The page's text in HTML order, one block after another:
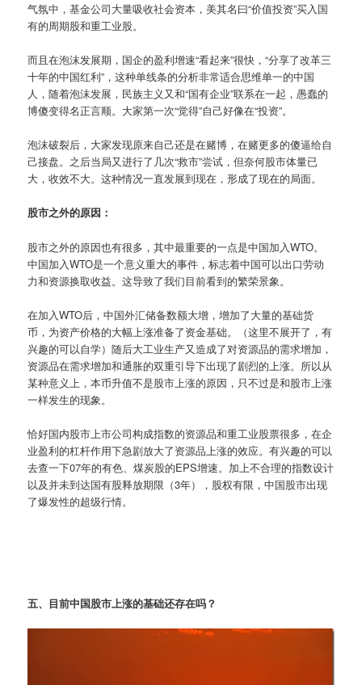
气氛中，基金公司大量吸收社会资本，美其名曰“价值投资”买入国
有的周期股和重工业股。
而且在泡沫发展期，国企的盈利增速“看起来”很快，“分享了改革三
十年的中国红利”，这种单线条的分析非常适合思维单一的中国
人，随着泡沫发展，民族主义又和“国有企业”联系在一起，愚蠢的
博傻变得名正言顺。大家第一次“觉得”自己好像在“投资”。
泡沫破裂后，大家发现原来自己还是在赌博，在赌更多的傻逼给自
己接盘。之后当局又进行了几次“救市”尝试，但奈何股市体量已
大，收效不大。这种情况一直发展到现在，形成了现在的局面。
股市之外的原因：
股市之外的原因也有很多，其中最重要的一点是中国加入WTO。
中国加入WTO是一个意义重大的事件，标志着中国可以出口劳动
力和资源换取收益。这导致了我们目前看到的繁荣景象。
在加入WTO后，中国外汇储备数额大增，增加了大量的基础货
币，为资产价格的大幅上涨准备了资金基础。（这里不展开了，有
兴趣的可以自学）随后大工业生产又造成了对资源品的需求增加，
资源品在需求增加和通胀的双重引导下出现了剧烈的上涨。所以从
某种意义上，本币升值不是股市上涨的原因，只不过是和股市上涨
一样发生的现象。
恰好国内股市上市公司构成指数的资源品和重工业股票很多，在企
业盈利的杠杆作用下急剧放大了资源品上涨的效应。有兴趣的可以
去查一下07年的有色、煤炭股的EPS增速。加上不合理的指数设计
以及并未到达国有股释放期限（3年），股权有限，中国股市出现
了爆发性的超级行情。
五、目前中国股市上涨的基础还存在吗？